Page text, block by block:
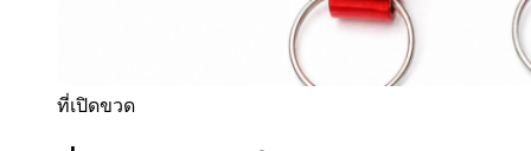
ที่เปิดขวด